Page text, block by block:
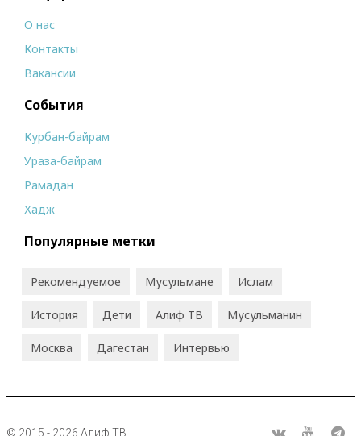
О нас
Контакты
Вакансии
События
Курбан-байрам
Ураза-байрам
Рамадан
Хадж
Популярные метки
Рекомендуемое Мусульмане Ислам
История Дети Алиф ТВ Мусульманин
Москва Дагестан Интервью
© 2015 - 2026 Алиф ТВ